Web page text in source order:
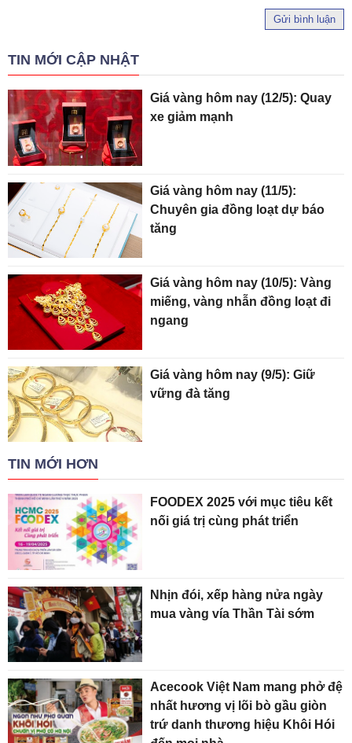
Gửi bình luận
TIN MỚI CẬP NHẬT
Giá vàng hôm nay (12/5): Quay
xe giảm mạnh
Giá vàng hôm nay (11/5):
Chuyên gia đồng loạt dự báo
tăng
Giá vàng hôm nay (10/5): Vàng
miếng, vàng nhẫn đồng loạt đi
ngang
Giá vàng hôm nay (9/5): Giữ
vững đà tăng
TIN MỚI HƠN
FOODEX 2025 với mục tiêu kết
nối giá trị cùng phát triển
Nhịn đói, xếp hàng nửa ngày
mua vàng vía Thần Tài sớm
Acecook Việt Nam mang phở đệ
nhất hương vị lõi bò gầu giòn
trứ danh thương hiệu Khôi Hói